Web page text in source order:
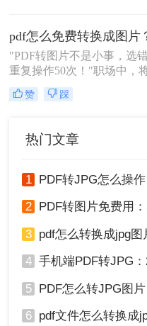
"PDF转图片不是小事，选
重复操作50次！"职场中，
快速转为清晰图片是高频
议截图、社交媒体配图、技
公族曾陷入“转换后模糊不
调整耗时”的困境。
赞 踩
热门文章
1 PDF转JPG怎么操作？四
2 PDF转图片免费用：5种
3 pdf怎么转换成jpg图
4 手机端PDF转JPG：2
5 PDF怎么转JPG图片
6 pdf文件怎么转换成jpg？